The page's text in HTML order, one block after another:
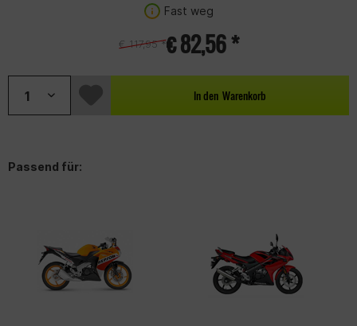
Fast weg
€ 82,56 *
€ 117,95 *
In den Warenkorb
Passend für: